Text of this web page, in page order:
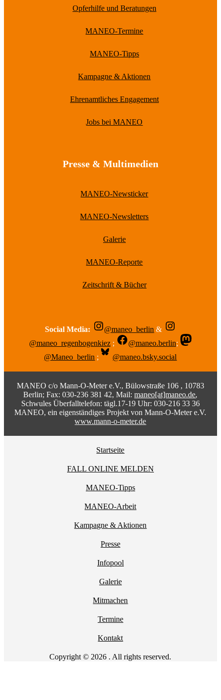
Opferhilfe und Beratungen
MANEO-Termine
MANEO-Tipps
Kampagne & Aktionen
Ehrenamtliches Engagement
Jobs bei MANEO
Presse & Multimedien
MANEO-Newsticker
MANEO-Newsletters
Galerie
MANEO-Reporte
Zeitschrift & Bücher
Social Media: @maneo_berlin &
@maneo_regenbogenkiez ; @maneo.berlin;
@Maneo_berlin ; @maneo.bsky.social
MANEO c/o Mann-O-Meter e.V., Bülowstraße 106 , 10783
Berlin; Fax: 030-236 381 42, Mail:maneo[at]maneo.de,
Schwules Überfalltelefon: tägl.17-19 Uhr: 030-216 33 36
MANEO, ein eigenständiges Projekt von Mann-O-Meter e.V.
www.mann-o-meter.de
Startseite
FALL ONLINE MELDEN
MANEO-Tipps
MANEO-Arbeit
Kampagne & Aktionen
Presse
Infopool
Galerie
Mitmachen
Termine
Kontakt
Copyright © 2026 . All rights reserved.